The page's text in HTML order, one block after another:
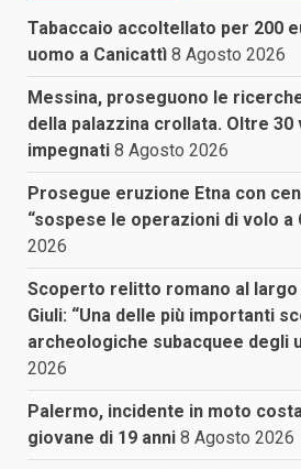
Tabaccaio accoltellato per 200
uomo a Canicattì 8 Agosto 2026
Messina, proseguono le
della palazzina crollata. Oltre
impegnati 8 Agosto 2026
Prosegue eruzione Etna con
“sospese le operazioni di volo a
2026
Scoperto relitto romano al largo
Giuli: “Una delle più importanti
archeologiche subacquee degli
2026
Palermo, incidente in moto
giovane di 19 anni 8 Agosto 2026